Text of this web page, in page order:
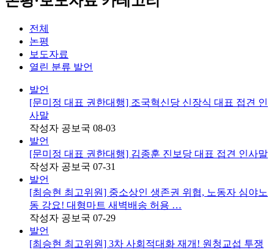
전체
논평
보도자료
열린 분류 발언
발언
[문미정 대표 권한대행] 조국혁신당 신장식 대표 접견 인
사말
작성자 공보국 08-03
발언
[문미정 대표 권한대행] 김종훈 진보당 대표 접견 인사말
작성자 공보국 07-31
발언
[최승현 최고위원] 중소상인 생존권 위협, 노동자 심야노
동 강요! 대형마트 새벽배송 허용 …
작성자 공보국 07-29
발언
[최승현 최고위원] 3차 사회적대화 재개! 원청교섭 투쟁